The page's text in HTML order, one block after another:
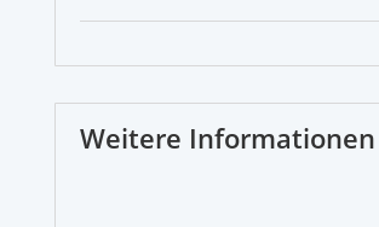
Weitere Informationen